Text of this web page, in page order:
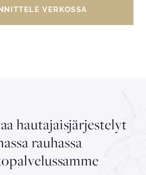
VERKOSSA
hautajaisjärjestelyt
rauhassa